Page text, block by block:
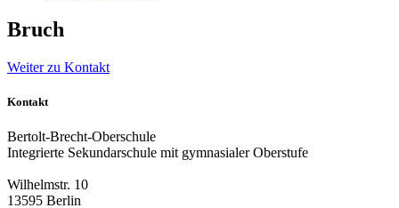
Bruch
Weiter zu Kontakt
Kontakt
Bertolt-Brecht-Oberschule
Integrierte Sekundarschule mit gymnasialer Oberstufe
Wilhelmstr. 10
13595 Berlin